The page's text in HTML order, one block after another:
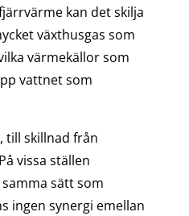
kan det skilja
växthusgas som
värmekällor som
vattnet som
till skillnad från
vissa ställen
sätt som
ingen synergi emellan